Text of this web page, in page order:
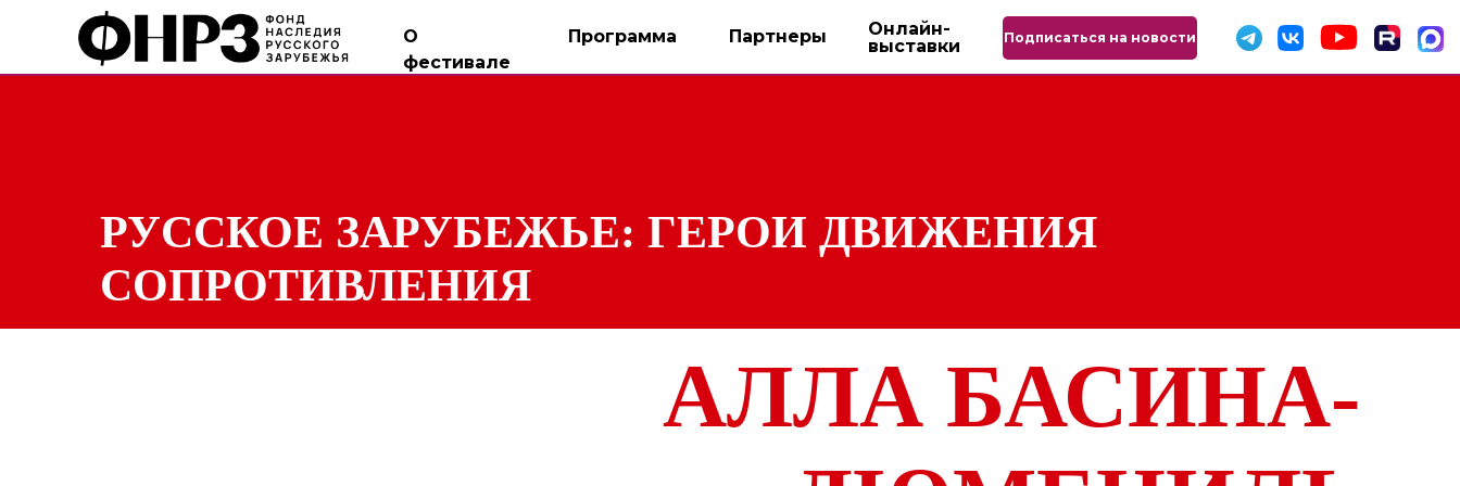
Программа Партнеры
Онлайн-
выставки
О
фестивале
Подписаться на новости
РУССКОЕ ЗАРУБЕЖЬЕ: ГЕРОИ ДВИЖЕНИЯ
СОПРОТИВЛЕНИЯ
АЛЛА БАСИНА-